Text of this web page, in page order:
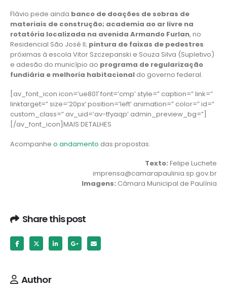
Flávio pede ainda banco de doações de sobras de
materiais de construção; academia ao ar livre na
rotatória localizada na avenida Armando Furlan, no
Residencial São José II; pintura de faixas de pedestres
próximas à escola Vitor Szczepanski e Souza Silva (Supletivo)
e adesão do município ao programa de regularização
fundiária e melhoria habitacional do governo federal.
[av_font_icon icon=’ue801′ font=’cmp’ style=” caption=” link=”
linktarget=” size=’20px’ position=’left’ animation=” color=” id=”
custom_class=” av_uid=’av-tfyaqp’ admin_preview_bg=”]
[/av_font_icon]MAIS DETALHES
Acompanhe o andamento das propostas.
Texto: Felipe Luchete
imprensa@camarapaulinia.sp.gov.br
Imagens: Câmara Municipal de Paulínia
Share this post
Author